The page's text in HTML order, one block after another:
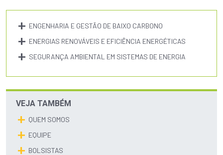
ENGENHARIA E GESTÃO DE BAIXO CARBONO
ENERGIAS RENOVÁVEIS E EFICIÊNCIA ENERGÉTICAS
SEGURANÇA AMBIENTAL EM SISTEMAS DE ENERGIA
VEJA TAMBÉM
QUEM SOMOS
EQUIPE
BOLSISTAS